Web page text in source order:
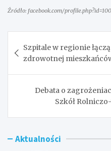
Źródło: facebook.com/
wpisu
Szpitale w regionie
zdrowotnej
Debata o
Szkół
Aktualności